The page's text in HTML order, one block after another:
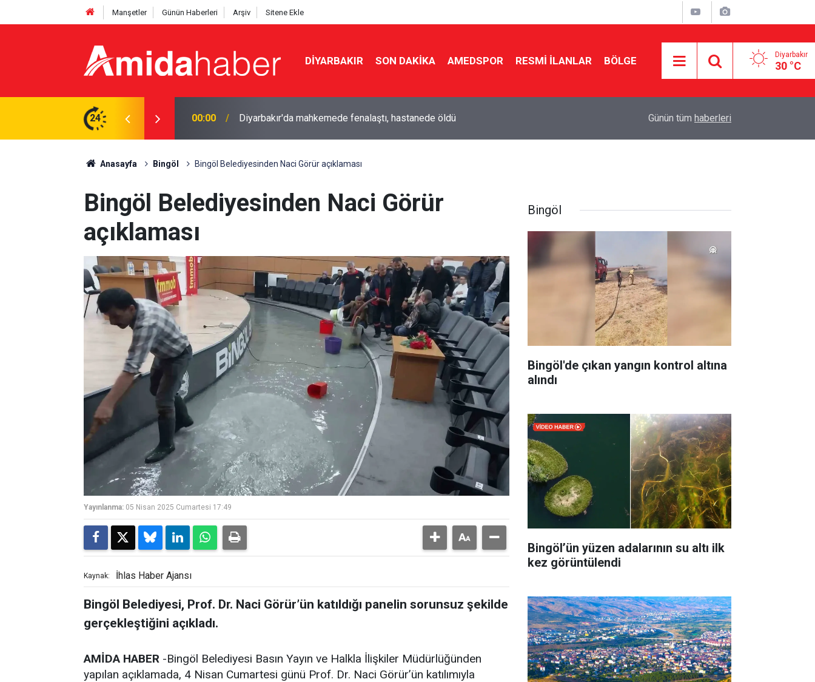
Manşetler Günün Haberleri Arşiv Sitene Ekle
DIYARBAKIR SON DAKIKA AMEDSPOR RESMI İLANLAR BÖLGE Diyarbakır
30 °C
24 23:09 Amedspor taraftar gruplarından Süper Lig düzenlemesi Demirtaş'a siyasi yasak gelecek mi? DEM'li
Günün tüm haberleri
Anasayfa Bingöl Bingöl Belediyesinden Naci Görür açıklaması
Bingöl Belediyesinden Naci Görür
açıklaması
Yayınlanma: 05 Nisan 2025 Cumartesi 17:49
Kaynak: İhlas Haber Ajansı
Bingöl Belediyesi, Prof. Dr. Naci Görür’ün katıldığı panelin sorunsuz şekilde
gerçekleştiğini açıkladı.
AMİDA HABER -Bingöl Belediyesi Basın Yayın ve Halkla İlişkiler Müdürlüğünden
yapılan açıklamada, 4 Nisan Cumartesi günü Prof. Dr. Naci Görür’ün katılımıyla
Bingöl
Bingöl'de çıkan yangın kontrol altına
alındı
Bingöl’ün yüzen adalarının su altı ilk
kez görüntülendi